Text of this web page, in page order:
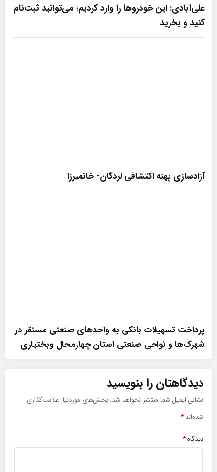
علی‌آبادی: این خودروها را وارد کردیم؛ می‌توانید ثبت‌نام
کنید و بخرید
آزادسازی پهنه اکتشافی لردگان- خانمیرزا
پرداخت تسهیلات بانکی به واحدهای صنعتی مستقر در
شهرک‌ها و نواحی صنعتی استان چهارمحال وبختیاری
دیدگاهتان را بنویسید
نشانی ایمیل شما منتشر نخواهد شد. بخش‌های موردنیاز علامت‌گذاری
شده‌اند *
دیدگاه*